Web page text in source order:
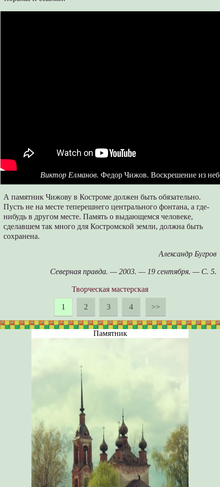
Виктор Елманов. Федор Чижов. Воскрешение из
А памятник Чижову в Костроме должен быть обязательно.
Пусть не на месте теперешнего центрального фонтана, а где-
нибудь в другом месте. Память о выдающемся человеке,
сделавшем так много для Костромской земли, должна быть
сохранена.
Александр Бугров
Северная правда. — 2003. — 19 сентября. — С. 5.
Творческая мастерская
1 2 3 4 >>
Памятник